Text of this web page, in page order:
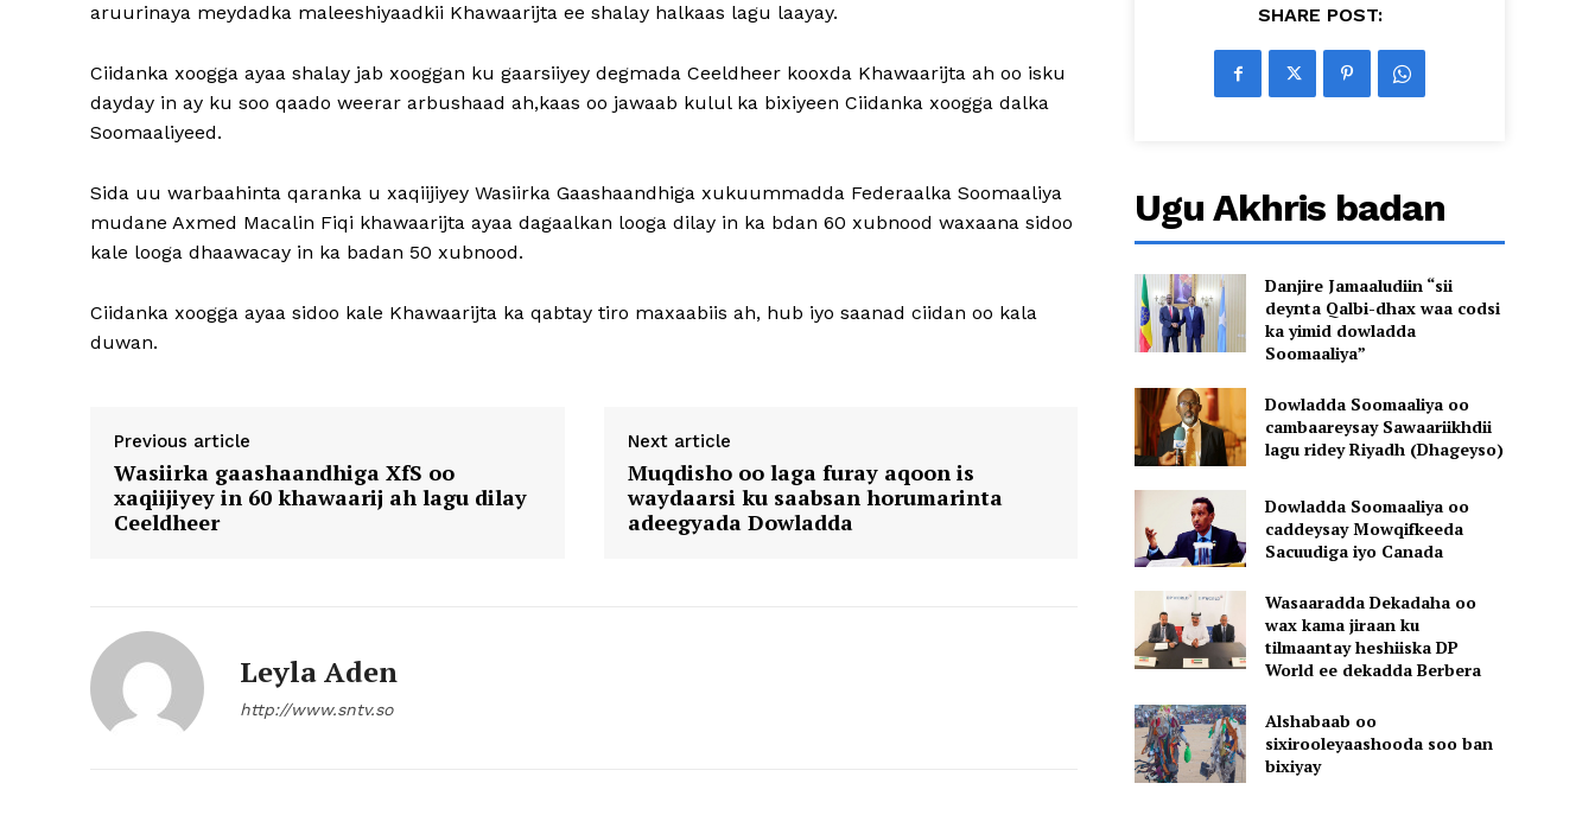
aruurinaya meydadka maleeshiyaadkii Khawaarijta ee shalay halkaas lagu laayay.
Ciidanka xoogga ayaa shalay jab xooggan ku gaarsiiyey degmada Ceeldheer kooxda Khawaarijta ah oo isku
dayday in ay ku soo qaado weerar arbushaad ah,kaas oo jawaab kulul ka bixiyeen Ciidanka xoogga dalka
Soomaaliyeed.
Sida uu warbaahinta qaranka u xaqiijiyey Wasiirka Gaashaandhiga xukuummadda Federaalka Soomaaliya
mudane Axmed Macalin Fiqi khawaarijta ayaa dagaalkan looga dilay in ka bdan 60 xubnood waxaana sidoo
kale looga dhaawacay in ka badan 50 xubnood.
Ciidanka xoogga ayaa sidoo kale Khawaarijta ka qabtay tiro maxaabiis ah, hub iyo saanad ciidan oo kala
duwan.
Previous article
Wasiirka gaashaandhiga XfS oo
xaqiijiyey in 60 khawaarij ah lagu dilay
Ceeldheer
Next article
Muqdisho oo laga furay aqoon is
waydaarsi ku saabsan horumarinta
adeegyada Dowladda
Leyla Aden
http://www.sntv.so
SHARE POST:
Ugu Akhris badan
Danjire Jamaaludiin “sii
deynta Qalbi-dhax waa codsi
ka yimid dowladda
Soomaaliya”
Dowladda Soomaaliya oo
cambaareysay Sawaariikhdii
lagu ridey Riyadh (Dhageyso)
Dowladda Soomaaliya oo
caddeysay Mowqifkeeda
Sacuudiga iyo Canada
Wasaaradda Dekadaha oo
wax kama jiraan ku
tilmaantay heshiiska DP
World ee dekadda Berbera
Alshabaab oo
sixirooleyaashooda soo ban
bixiyay